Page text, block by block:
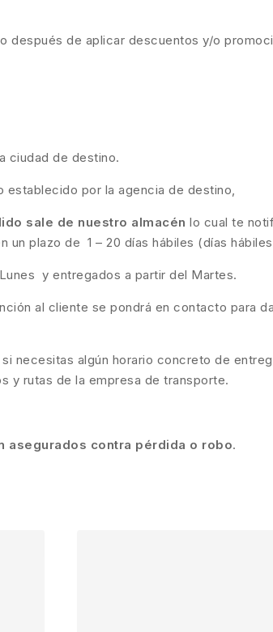
de aplicar descuentos y/o
ciudad de destino.
establecido por la agencia de destino,
sale de nuestro almacén lo cual te
un plazo de 1 – 20 días hábiles (días
y entregados a partir del Martes.
al cliente se pondrá en contacto para
necesitas algún horario concreto de
y rutas de la empresa de transporte.
asegurados contra pérdida o robo.